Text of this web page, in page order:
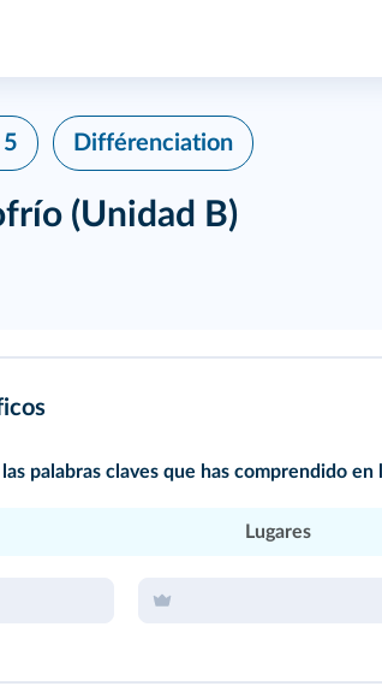
Différenciation
(Unidad B)
palabras claves que has comprendido
Lugares